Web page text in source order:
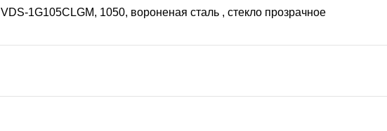
1G105CLGM, 1050, вороненая сталь , стекло прозрачное